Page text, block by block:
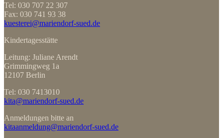
Tel: 030 707 22 307
Fax: 030 741 93 38
kuesterei@mariendorf-sued.de
Kindertagesstätte
Leitung: Juliane Arendt
Grimmingweg 1a
12107 Berlin
Tel: 030 7413010
kita@mariendorf-sued.de
Anmeldungen bitte an
kitaanmeldung@mariendorf-sued.de